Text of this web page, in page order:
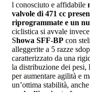
l conosciuto e affidabile
valvole di 471 cc
riprogrammate e un
ciclistica si avvale
Showa SFF-BP con
alleggerite a 5 razze
caratterizzato da una
la distribuzione dei pesi,
per aumentare agilità e
un’ottima stabilità,